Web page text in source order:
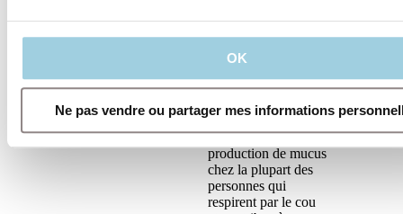
OK
Ne pas vendre ou partager mes informations
réchauffant et en
humidifiant l'air
inhalé. Il est prouvé
continue d'un
échangeur de
chaleur et d'humidité
(ECH) réduit la
production de mucus
chez la plupart des
personnes qui
respirent par le cou